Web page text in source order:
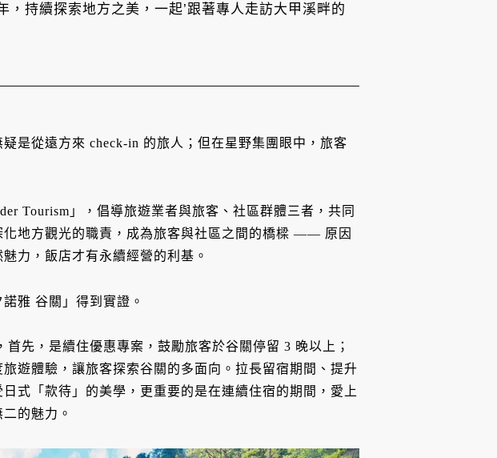
持續探索地方之美，一起’跟著專人走訪大甲溪畔的
是從遠方來 check-in 的旅人；但在星野集團眼中，旅客
Tourism」，倡導旅遊業者與旅客、社區群體三者，共同
化地方觀光的職責，成為旅客與社區之間的橋樑 —— 原因
力，飯店才有永續經營的利基。
雅 谷關」得到實證。
先，是續住優惠專案，鼓勵旅客於谷關停留 3 晚以上；
遊體驗，讓旅客探索谷關的多面向。拉長留宿期間、提升
式「款待」的美學，更重要的是在連續住宿的期間，愛上
的魅力。